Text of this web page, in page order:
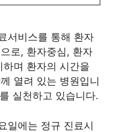
서비스를 통해 환자
로, 환자중심, 환자
며 환자의 시간을
열려 있는 병원입니
실천하고 있습니다.
일에는 정규 진료시